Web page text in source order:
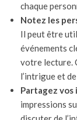
chaque
Notez les
Il peut être
événements
votre lecture.
l’intrigue et
Partagez vos
impressions